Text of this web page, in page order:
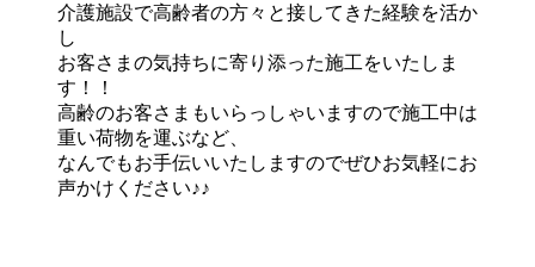
介護施設で高齢者の方々と接してきた経験を活か
し
お客さまの気持ちに寄り添った施工をいたしま
す！！
高齢のお客さまもいらっしゃいますので施工中は
重い荷物を運ぶなど、
なんでもお手伝いいたしますのでぜひお気軽にお
声かけください♪♪